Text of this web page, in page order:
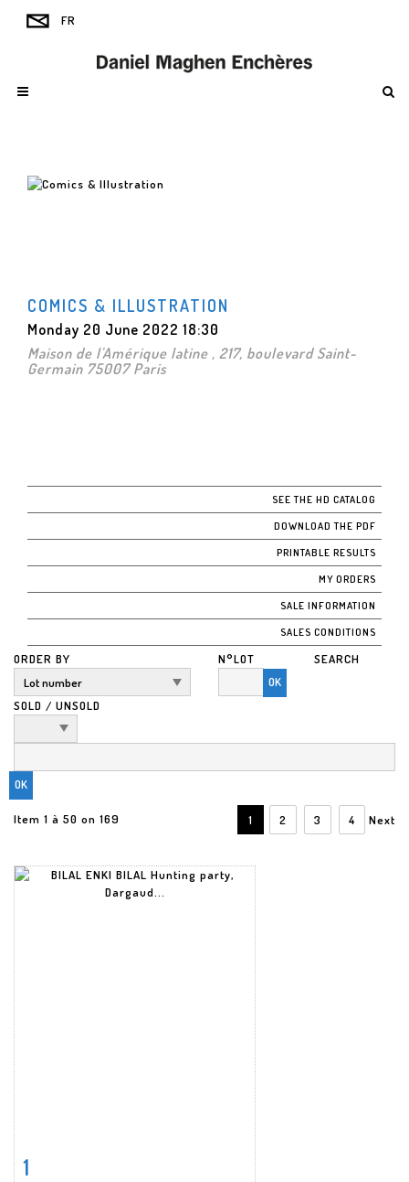
COMICS & ILLUSTRATION
Monday 20 June 2022 18:30
Maison de l'Amérique latine , 217, boulevard Saint-
Germain 75007 Paris
SEE THE HD CATALOG
DOWNLOAD THE PDF
PRINTABLE RESULTS
MY ORDERS
SALE INFORMATION
SALES CONDITIONS
ORDER BY
N°LOT
OK
SOLD / UNSOLD
SEARCH
Item 1 à 50 on 169 1 2 3 4 Next
1